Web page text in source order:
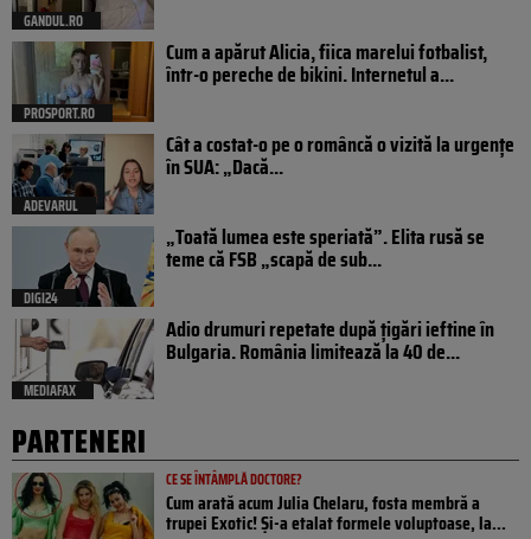
GANDUL.RO
PROSPORT.RO
Cum a apărut Alicia, fiica marelui fotbalist,
într-o pereche de bikini. Internetul a...
ADEVARUL
Cât a costat-o pe o româncă o vizită la urgențe
în SUA: „Dacă...
DIGI24
„Toată lumea este speriată”. Elita rusă se
teme că FSB „scapă de sub...
MEDIAFAX
Adio drumuri repetate după țigări ieftine în
Bulgaria. România limitează la 40 de...
PARTENERI
CE SE ÎNTÂMPLĂ DOCTORE?
Cum arată acum Julia Chelaru, fosta membră a
trupei Exotic! Și-a etalat formele voluptoase, la...